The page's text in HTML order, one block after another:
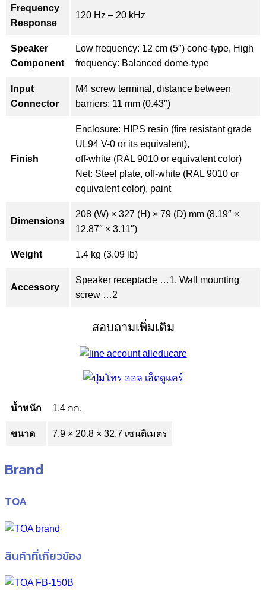
Frequency
Response
120 Hz – 20 kHz
Speaker
Component
Low frequency: 12 cm (5″) cone-type, High
frequency: Balanced dome-type
Input
Connector
M4 screw terminal, distance between
barriers: 11 mm (0.43″)
Finish
Enclosure: HIPS resin (fire resistant grade
UL94 V-0 or its equivalent),
off-white (RAL 9010 or equivalent color)
Net: Steel plate, off-white (RAL 9010 or
equivalent color), paint
Dimensions
208 (W) × 327 (H) × 79 (D) mm (8.19″ ×
12.87″ × 3.11″)
Weight 1.4 kg (3.09 lb)
Accessory
Speaker receptacle …1, Wall mounting
screw …2
สอบถามเพิ่มเติม
น้ำหนัก 1.4 กก.
ขนาด 7.9 × 20.8 × 32.7 เซนติเมตร
Brand
TOA
สินค้าที่เกี่ยวข้อง